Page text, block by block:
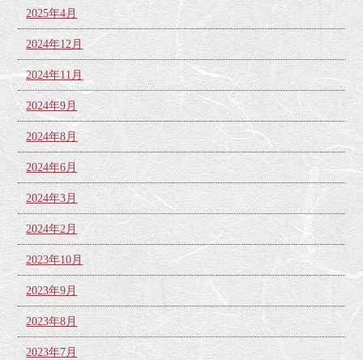
2025年4月
2024年12月
2024年11月
2024年9月
2024年8月
2024年6月
2024年3月
2024年2月
2023年10月
2023年9月
2023年8月
2023年7月